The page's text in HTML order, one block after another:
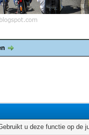
u deze functie op de